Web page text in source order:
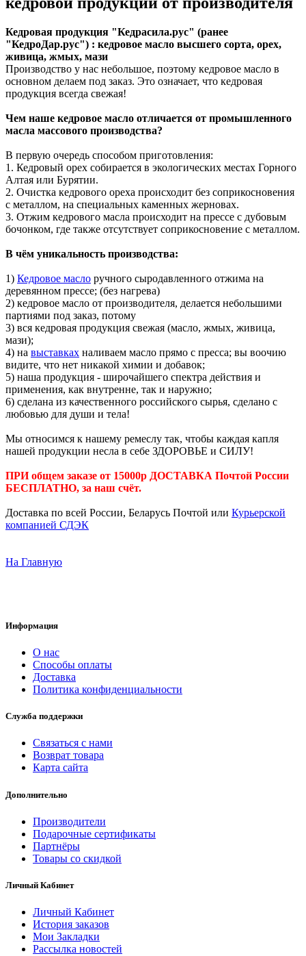
Кедровая продукция "Кедрасила.рус" (ранее
"КедроДар.рус") : кедровое масло высшего сорта, орех,
живица, жмых, мази
Производство у нас небольшое, поэтому кедровое масло в
основном делаем под заказ. Это означает, что кедровая
продукция всегда свежая!
Чем наше кедровое масло отличается от промышленного
масла массового производства?
В первую очередь способом приготовления:
1. Кедровый орех собирается в экологических местах Горного
Алтая или Бурятии.
2. Очистка кедрового ореха происходит без соприкосновения
с металлом, на специальных каменных жерновах.
3. Отжим кедрового масла происходит на прессе с дубовым
бочонком, где также отсутствует соприкосновение с металлом.
В чём уникальность производства:
1) ­ Кедровое масло ручного сыродавленного отжима на
деревянном прессе; (без нагрева)
2) кедровое масло от производителя, делается небольшими
партиями под заказ, потому
3) вся кедровая продукция свежая (масло, жмых, живица,
мази);
4) на выставках наливаем масло прямо с пресса; вы воочию
видите, что нет никакой химии и добавок;
5) наша продукция - широчайшего спектра действия и
применения, как внутренне, так и наружно;
6) сделана из качественного российского сырья, сделано с
любовью для души и тела!
Мы относимся к нашему ремеслу так, чтобы каждая капля
нашей продукции несла в себе ЗДОРОВЬЕ и СИЛУ!
ПРИ общем заказе от 15000р ДОСТАВКА Почтой России
БЕСПЛАТНО, за наш счёт.
Доставка по всей России, Беларусь Почтой или Курьерской
компанией СДЭК
На Главную
Информация
О нас
Способы оплаты
Доставка
Политика конфиденциальности
Служба поддержки
Связаться с нами
Возврат товара
Карта сайта
Дополнительно
Производители
Подарочные сертификаты
Партнёры
Товары со скидкой
Личный Кабинет
Личный Кабинет
История заказов
Мои Закладки
Рассылка новостей